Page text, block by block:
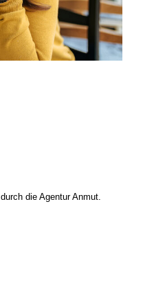
durch die Agentur Anmut.